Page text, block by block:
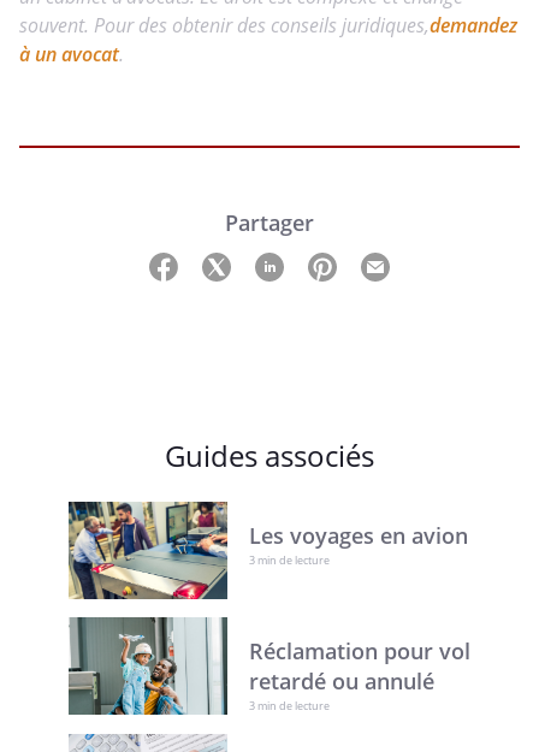
souvent. Pour des obtenir des conseils juridiques,demandez
à un avocat.
Partager
Guides associés
Les voyages en avion
3 min de lecture
Réclamation pour vol
retardé ou annulé
3 min de lecture